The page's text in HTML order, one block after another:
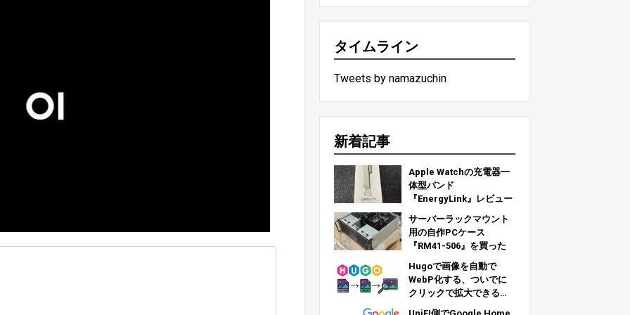
タイムライン
Tweets by namazuchin
新着記事
Apple Watchの充電器一
体型バンド
『EnergyLink』レビュー
サーバーラックマウント
用の自作PCケース
『RM41-506』を買った
Hugoで画像を自動で
WebP化する、ついでに
クリックで拡大できるよ
うにする